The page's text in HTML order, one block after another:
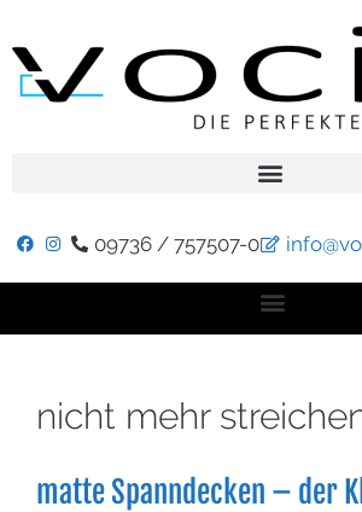
09736 / 757507-0
nicht mehr
matte Spanndecken – der